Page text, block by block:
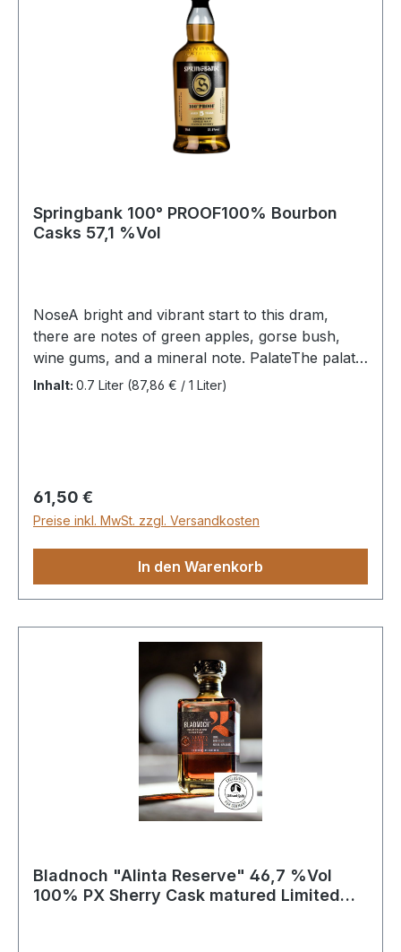
Springbank 100° PROOF100% Bourbon
Casks 57,1 %Vol
NoseA bright and vibrant start to this dram,
there are notes of green apples, gorse bush,
wine gums, and a mineral note. PalateThe palate
is well balanced with a touch of peat smoke and
Inhalt: 0.7 Liter (87,86 € / 1 Liter)
Regulärer Preis:
61,50 €
Preise inkl. MwSt. zzgl. Versandkosten
In den Warenkorb
Bladnoch "Alinta Reserve" 46,7 %Vol
100% PX Sherry Cask matured Limited